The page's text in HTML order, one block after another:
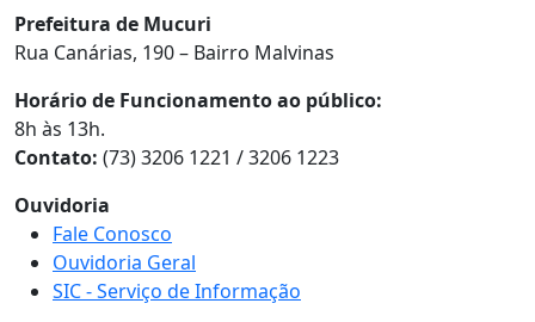
Prefeitura de Mucuri
Rua Canárias, 190 – Bairro Malvinas
Horário de Funcionamento ao público:
8h às 13h.
Contato: (73) 3206 1221 / 3206 1223
Ouvidoria
Fale Conosco
Ouvidoria Geral
SIC - Serviço de Informação